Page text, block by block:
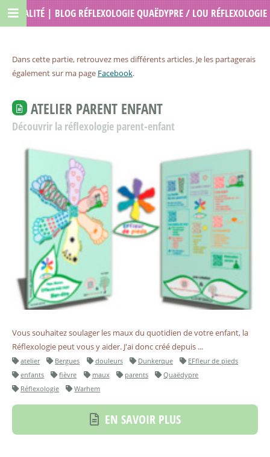
Dans cette partie, retrouvez mes différents articles. Je les partagerais
également sur ma page Facebook.
ATELIER PARENT ENFANT
Découvrir la réflexologie parent-enfant
Vous souhaitez soulager les maux du quotidien de votre enfant, la
Réflexologie peut vous y aider. J'ai donc créé depuis ...
atelier Bergues douleurs Dunkerque
EFfleur de pieds
enfants
fièvre maux parents
Quaëdypre
Réflexologie
Warhem
EN SAVOIR PLUS
ACTUALITÉ | BLOG RÉFLEXOLOGIE QUAËDYPRE / LOU RÉFLEXOLOGIE